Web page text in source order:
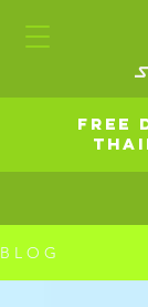
FREE
B L O G